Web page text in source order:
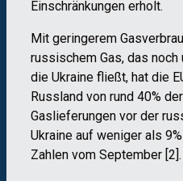
Einschränkungen erholt.
Mit geringerem
russischem Gas, das
die Ukraine fließt, hat die
Russland von rund 40%
Gaslieferungen vor der
Ukraine auf weniger als
Zahlen vom September [2].